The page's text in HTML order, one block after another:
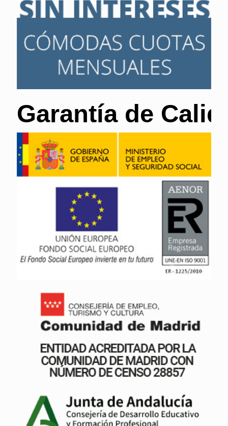
Garantía de